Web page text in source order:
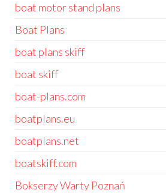
boat motor stand plans
Boat Plans
boat plans skiff
boat skiff
boat-plans.com
boatplans.eu
boatplans.net
boatskiff.com
Bokserzy Warty Poznań